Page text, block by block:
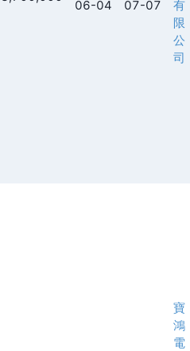
06-04 07-07
有
限
公
司
寶
鴻
電